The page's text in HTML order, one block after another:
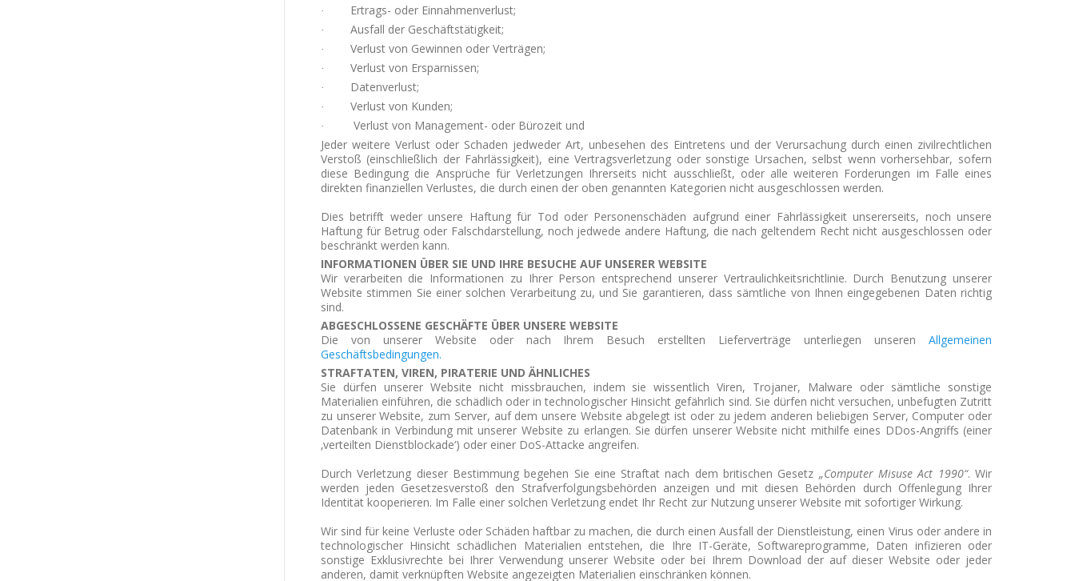
· Ertrags- oder Einnahmenverlust;
· Ausfall der Geschäftstätigkeit;
· Verlust von Gewinnen oder Verträgen;
· Verlust von Ersparnissen;
· Datenverlust;
· Verlust von Kunden;
·
Verlust von Management- oder Bürozeit und
Jeder weitere Verlust oder Schaden jedweder Art, unbesehen des Eintretens und der Verursachung durch einen zivilrechtlichen
Verstoß (einschließlich der Fahrlässigkeit), eine Vertragsverletzung oder sonstige Ursachen, selbst wenn vorhersehbar, sofern
diese Bedingung die Ansprüche für Verletzungen Ihrerseits nicht ausschließt, oder alle weiteren Forderungen im Falle eines
direkten finanziellen Verlustes, die durch einen der oben genannten Kategorien nicht ausgeschlossen werden.
Dies betrifft weder unsere Haftung für Tod oder Personenschäden aufgrund einer Fahrlässigkeit unsererseits, noch unsere
Haftung für Betrug oder Falschdarstellung, noch jedwede andere Haftung, die nach geltendem Recht nicht ausgeschlossen oder
beschränkt werden kann.
INFORMATIONEN ÜBER SIE UND IHRE BESUCHE AUF UNSERER WEBSITE
Wir verarbeiten die Informationen zu Ihrer Person entsprechend unserer Vertraulichkeitsrichtlinie. Durch Benutzung unserer
Website stimmen Sie einer solchen Verarbeitung zu, und Sie garantieren, dass sämtliche von Ihnen eingegebenen Daten richtig
sind.
ABGESCHLOSSENE GESCHÄFTE ÜBER UNSERE WEBSITE
Die von unserer Website oder nach Ihrem Besuch erstellten Lieferverträge unterliegen unseren Allgemeinen
Geschäftsbedingungen.
STRAFTATEN, VIREN, PIRATERIE UND ÄHNLICHES
Sie dürfen unserer Website nicht missbrauchen, indem sie wissentlich Viren, Trojaner, Malware oder sämtliche sonstige
Materialien einführen, die schädlich oder in technologischer Hinsicht gefährlich sind. Sie dürfen nicht versuchen, unbefugten Zutritt
zu unserer Website, zum Server, auf dem unsere Website abgelegt ist oder zu jedem anderen beliebigen Server, Computer oder
Datenbank in Verbindung mit unserer Website zu erlangen. Sie dürfen unserer Website nicht mithilfe eines DDos-Angriffs (einer
‚verteilten Dienstblockade‘) oder einer DoS-Attacke angreifen.
Durch Verletzung dieser Bestimmung begehen Sie eine Straftat nach dem britischen Gesetz „Computer Misuse Act 1990“. Wir
werden jeden Gesetzesverstoß den Strafverfolgungsbehörden anzeigen und mit diesen Behörden durch Offenlegung Ihrer
Identität kooperieren. Im Falle einer solchen Verletzung endet Ihr Recht zur Nutzung unserer Website mit sofortiger Wirkung.
Wir sind für keine Verluste oder Schäden haftbar zu machen, die durch einen Ausfall der Dienstleistung, einen Virus oder andere in
technologischer Hinsicht schädlichen Materialien entstehen, die Ihre IT-Geräte, Softwareprogramme, Daten infizieren oder
sonstige Exklusivrechte bei Ihrer Verwendung unserer Website oderbei Ihrem Download der auf dieser Website oder jeder
anderen, damit verknüpften Website angezeigten Materialien einschränken können.